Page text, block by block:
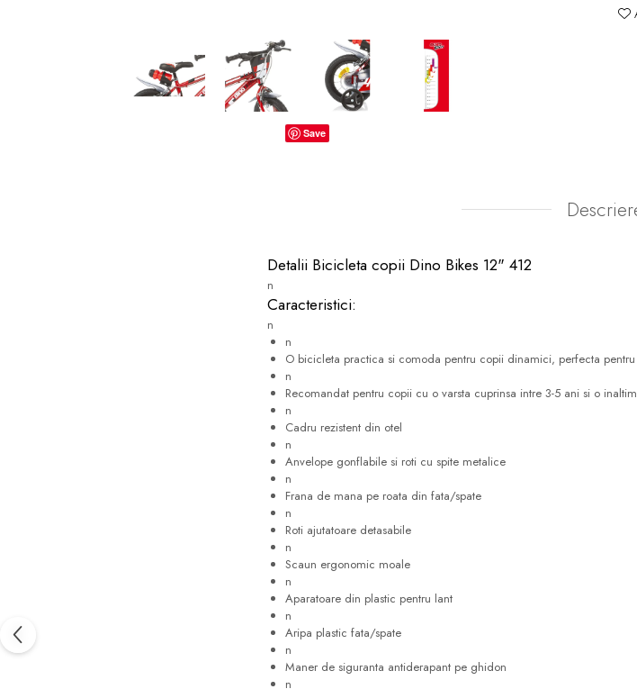
Save
Detalii Bicicleta copii Dino Bikes 12" 412
n
Caracteristici:
n
n
O bicicleta practica si comoda pentru copii dinamici, perfecta
n
Recomandat pentru copii cu o varsta cuprinsa intre 3-5 ani si o
n
Cadru rezistent din otel
n
Anvelope gonflabile si roti cu spite metalice
n
Frana de mana pe roata din fata/spate
n
Roti ajutatoare detasabile
n
Scaun ergonomic moale
n
Aparatoare din plastic pentru lant
n
Aripa plastic fata/spate
n
Maner de siguranta antiderapant pe ghidon
n